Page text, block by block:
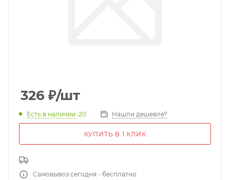
326 ₽/шт
Есть в наличии: 20 Нашли дешевле?
КУПИТЬ В 1 КЛИК
Самовывоз сегодня - бесплатно